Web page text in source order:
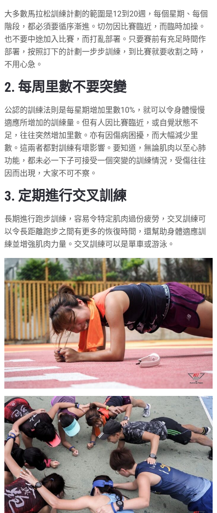
大多數馬拉松訓練計劃的範圍是12到20週，每個星期、每個
階段，都必須要循序漸進。切勿因比賽臨近，而臨時加操。
也不要中途加入比賽，而打亂部署。只要賽前有充足時間作
部署，按照訂下的計劃一步步訓練，到比賽就要收割之時，
不用心急。
2. 每周里數不要突變
公認的訓練法則是每星期增加里數10%，就可以令身體慢慢
適應所增加的訓練量。但有人因比賽臨近，或自覺狀態不
足，往往突然增加里數。亦有因傷病困擾，而大幅減少里
數。這兩者都對訓練有壞影響。要知道，無論肌肉以至心肺
功能，都未必一下子可接受一個突變的訓練情況，受傷往往
因而出現，大家不可不察。
3. 定期進行交叉訓練
長期進行跑步訓練，容易令特定肌肉過份疲勞，交叉訓練可
以令長距離跑步之間有更多的恢復時間，還幫助身體適應訓
練並增強肌肉力量。交叉訓練可以是單車或游泳。